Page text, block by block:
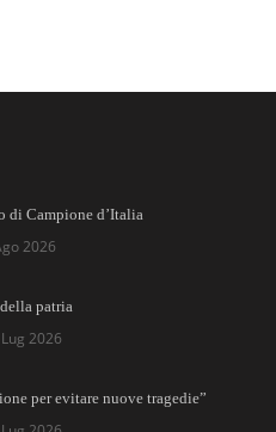
di Campione d’Italia
2026
patria
2026
per evitare nuove tragedie”